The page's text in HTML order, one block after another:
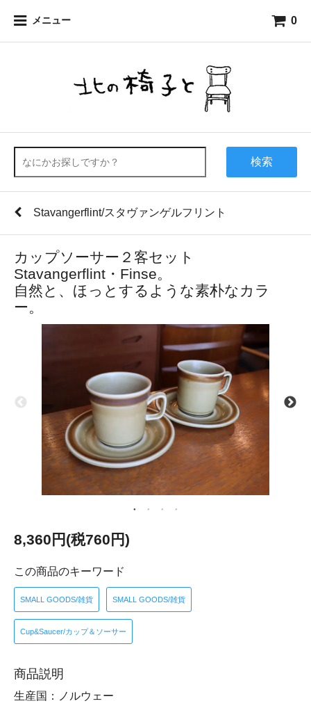
メニュー 0
検索
Stavangerflint/スタヴァンゲルフリント
カップソーサー２客セット
Stavangerflint・Finse。
自然と、ほっとするような素朴なカラ
ー。
8,360円(税760円)
この商品のキーワード
SMALL GOODS/雑貨 SMALL GOODS/雑貨
Cup&Saucer/カップ＆ソーサー
商品説明
生産国：ノルウェー